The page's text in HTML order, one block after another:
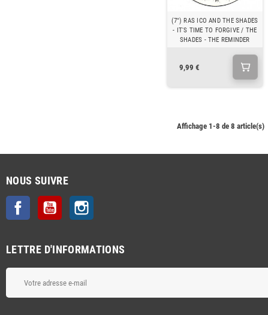
(7") RAS ICO AND THE SHADES
- IT'S TIME TO FORGIVE / THE
SHADES - THE REMINDER
9,99 €
Affichage 1-8 de 8 article(s)
NOUS SUIVRE
Facebook YouTube
LETTRE D'INFORMATIONS